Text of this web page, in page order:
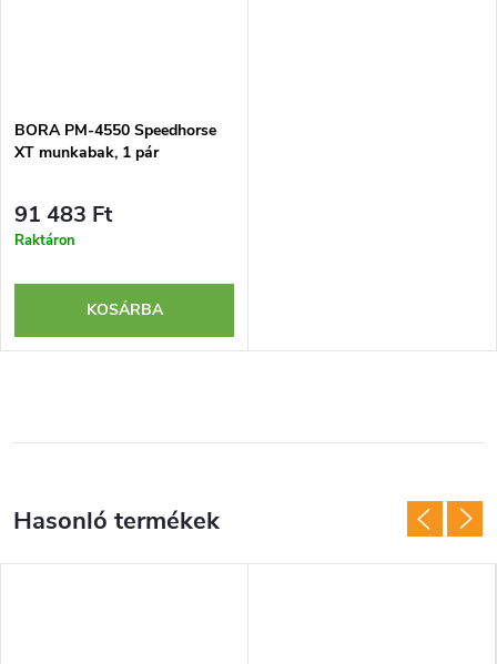
BORA PM-4550 Speedhorse
XT munkabak, 1 pár
91 483 Ft
Raktáron
KOSÁRBA